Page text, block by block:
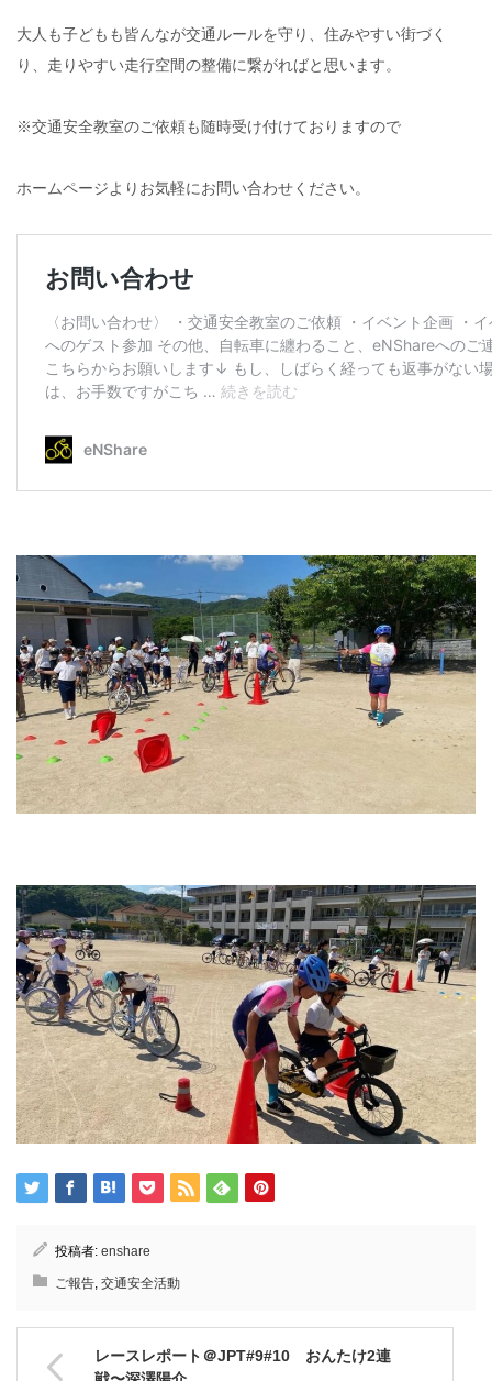
大人も子どもも皆んなが交通ルールを守り、住みやすい街づく
り、走りやすい走行空間の整備に繋がればと思います。
※交通安全教室のご依頼も随時受け付けておりますので
ホームページよりお気軽にお問い合わせください。
投稿者: enshare
ご報告, 交通安全活動
レースレポート＠JPT#9#10 おんたけ2連